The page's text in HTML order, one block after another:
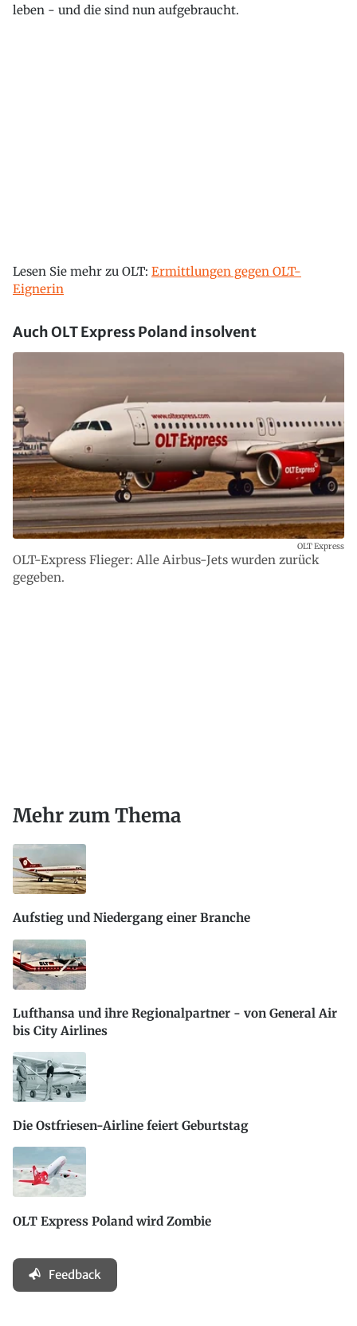
leben - und die sind nun aufgebraucht.
Lesen Sie mehr zu OLT: Ermittlungen gegen OLT-
Eignerin
Auch OLT Express Poland insolvent
OLT-Express Flieger: Alle Airbus-Jets wurden zurück
gegeben.
OLT Express
Mehr zum Thema
Aufstieg und Niedergang einer Branche
Lufthansa und ihre Regionalpartner - von General Air
bis City Airlines
Die Ostfriesen-Airline feiert Geburtstag
OLT Express Poland wird Zombie
Feedback